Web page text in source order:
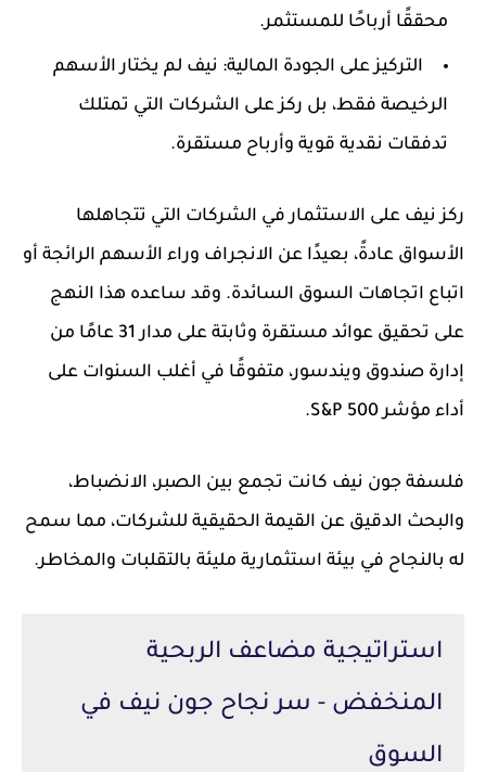
محققًا أرباحًا للمستثمر.
التركيز على الجودة المالية: نيف لم يختار الأسهم
الرخيصة فقط، بل ركز على الشركات التي تمتلك
تدفقات نقدية قوية وأرباح مستقرة.
ركز نيف على الاستثمار في الشركات التي تتجاهلها
الأسواق عادةً، بعيدًا عن الانجراف وراء الأسهم الرائجة أو
اتباع اتجاهات السوق السائدة. وقد ساعده هذا النهج
على تحقيق عوائد مستقرة وثابتة على مدار 31 عامًا من
إدارة صندوق ويندسور، متفوقًا في أغلب السنوات على
أداء مؤشر S&P 500.
فلسفة جون نيف كانت تجمع بين الصبر، الانضباط،
والبحث الدقيق عن القيمة الحقيقية للشركات، مما سمح
له بالنجاح في بيئة استثمارية مليئة بالتقلبات والمخاطر.
استراتيجية مضاعف الربحية
المنخفض - سر نجاح جون نيف في
السوق